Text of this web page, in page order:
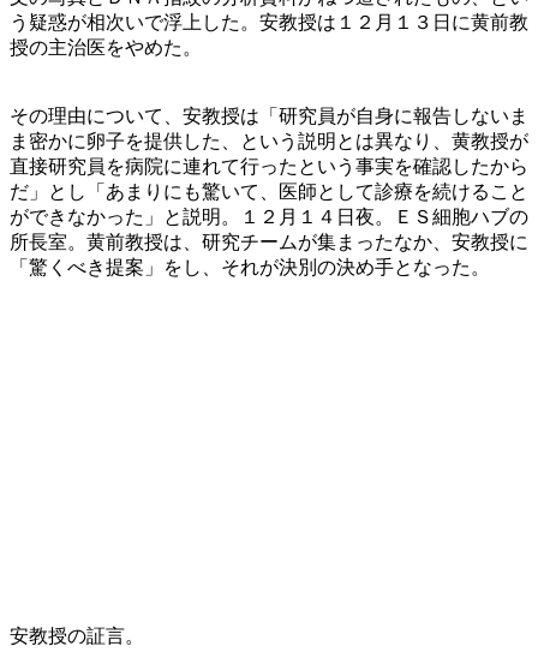
う疑惑が相次いで浮上した。安教授は１２月１３日に黄前教
授の主治医をやめた。
その理由について、安教授は「研究員が自身に報告しないま
ま密かに卵子を提供した、という説明とは異なり、黄教授が
直接研究員を病院に連れて行ったという事実を確認したから
だ」とし「あまりにも驚いて、医師として診療を続けること
ができなかった」と説明。１２月１４日夜。ＥＳ細胞ハブの
所長室。黄前教授は、研究チームが集まったなか、安教授に
「驚くべき提案」をし、それが決別の決め手となった。
安教授の証言。